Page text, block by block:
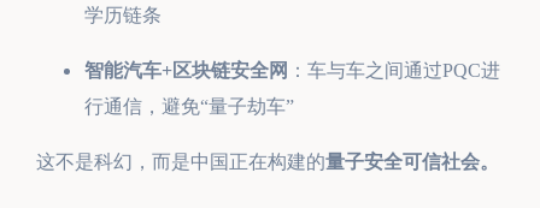
学历链条
智能汽车+区块链安全网 ：车与车之间通过PQC进
行通信，避免“量子劫车”
这不是科幻，而是中国正在构建的量子安全可信社会。